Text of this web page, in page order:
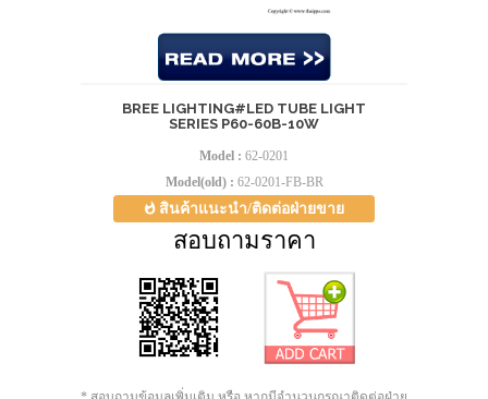
BREE LIGHTING#LED TUBE LIGHT
SERIES P60-60B-10W
Model : 62-0201
Model(old) : 62-0201-FB-BR
สินค้าแนะนำ/ติดต่อฝ่ายขาย
สอบถามราคา